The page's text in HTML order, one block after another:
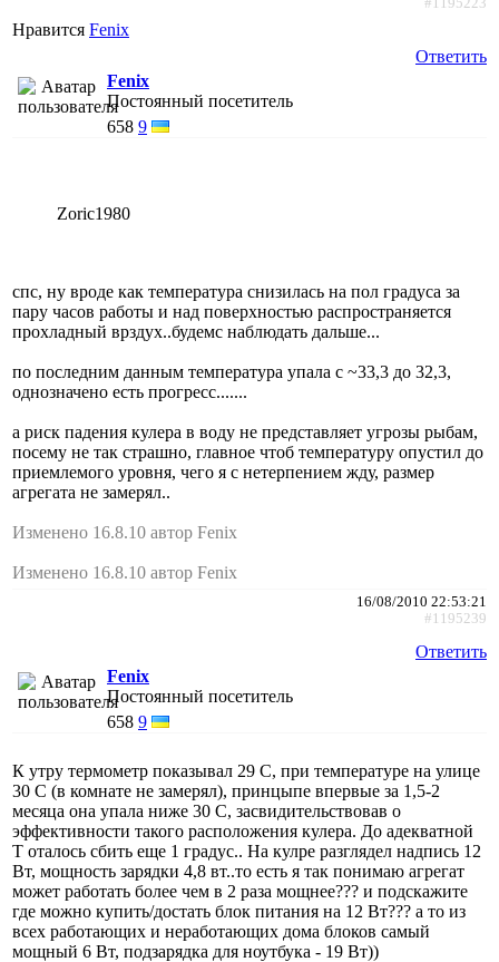
#1195223
Нравится Fenix
Ответить
Fenix
Постоянный посетитель
658 9
Zoric1980
спс, ну вроде как температура снизилась на пол градуса за
пару часов работы и над поверхностью распространяется
прохладный врздух..будемс наблюдать дальше...
по последним данным температура упала с ~33,3 до 32,3,
однозначено есть прогресс.......
а риск падения кулера в воду не представляет угрозы рыбам,
посему не так страшно, главное чтоб температуру опустил до
приемлемого уровня, чего я с нетерпением жду, размер
агрегата не замерял..
Изменено 16.8.10 автор Fenix
Изменено 16.8.10 автор Fenix
16/08/2010 22:53:21
#1195239
Ответить
Fenix
Постоянный посетитель
658 9
К утру термометр показывал 29 С, при температуре на улице
30 С (в комнате не замерял), принцыпе впервые за 1,5-2
месяца она упала ниже 30 С, засвидительствовав о
эффективности такого расположения кулера. До адекватной
Т оталось сбить еще 1 градус.. На кулре разглядел надпись 12
Вт, мощность зарядки 4,8 вт..то есть я так понимаю агрегат
может работать более чем в 2 раза мощнее??? и подскажите
где можно купить/достать блок питания на 12 Вт??? а то из
всех работающих и неработающих дома блоков самый
мощный 6 Вт, подзарядка для ноутбука - 19 Вт))